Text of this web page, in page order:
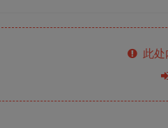
此